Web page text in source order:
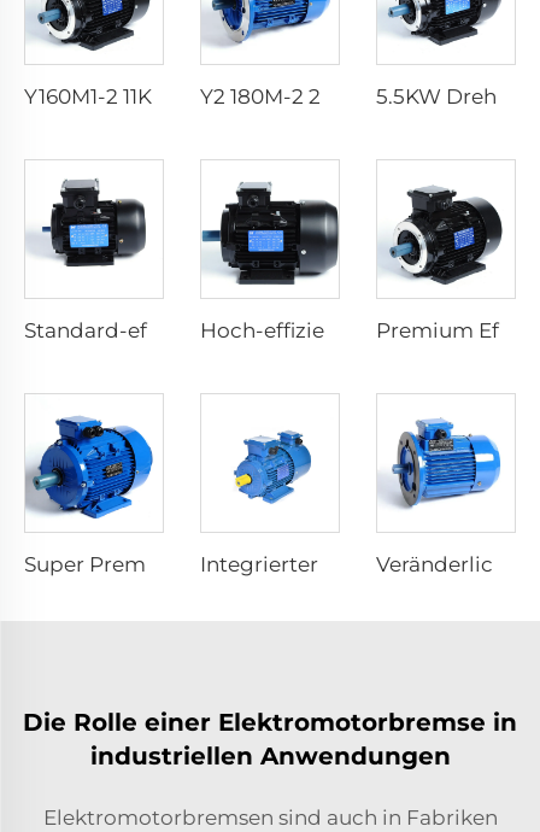
Y160M1-2 11KW 15HP 380V 400V 3000RPM Ac 3 Drei-Phasen-Einbau-Elektromotor 11 kw 15 hp 380 400 v Volt 3000 Umdrehungen pro Minute
Hoch-effizienter Asynchronmotor Premium Effizienz Asynchron-Elektromotor
Die Rolle einer Elektromotorbremse in
industriellen Anwendungen
Elektromotorbremsen sind auch in Fabriken